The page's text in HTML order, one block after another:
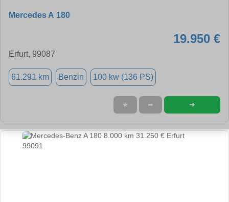
Mercedes A 180
19.950 €
Erfurt, 99087
61.291 km Benzin 100 kw (136 PS)
★ ➦ ➜